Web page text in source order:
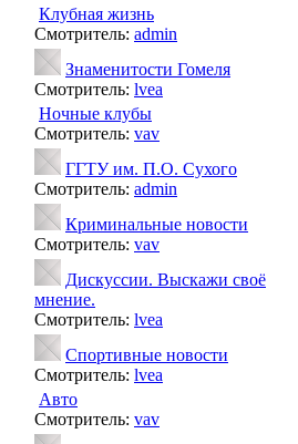
Клубная жизнь
Смотритель: admin
Знаменитости Гомеля
Смотритель: lvea
Ночные клубы
Смотритель: vav
ГГТУ им. П.О. Сухого
Смотритель: admin
Криминальные новости
Смотритель: vav
Дискуссии. Выскажи своё
мнение.
Смотритель: lvea
Спортивные новости
Смотритель: lvea
Авто
Смотритель: vav